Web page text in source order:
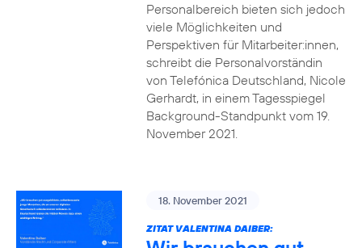
Personalbereich bieten sich jedoch
viele Möglichkeiten und
Perspektiven für Mitarbeiter:innen,
schreibt die Personalvorständin
von Telefónica Deutschland, Nicole
Gerhardt, in einem Tagesspiegel
Background-Standpunkt vom 19.
November 2021.
18. November 2021
ZITAT VALENTINA DAIBER: